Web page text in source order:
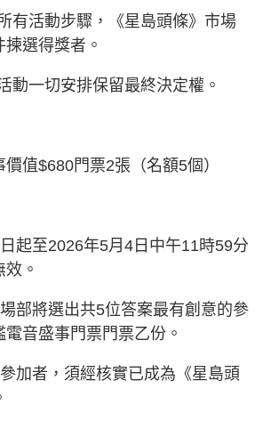
有活動步驟，《星島頭條》市場
選得獎者。
動一切安排保留最終決定權。
值$680門票2張（名額5個）
起至2026年5月4日中午11時59分
。
部將選出共5位答案最有創意的參
音盛事門票門票乙份。
加者，須經核實已成為《星島頭